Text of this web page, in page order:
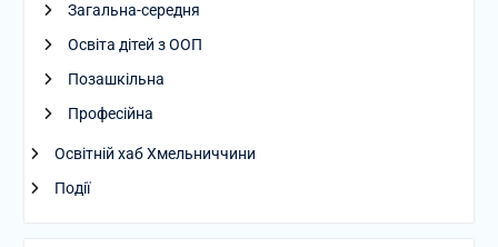
Загальна-середня
Освіта дітей з ООП
Позашкільна
Професійна
Освітній хаб Хмельниччини
Події